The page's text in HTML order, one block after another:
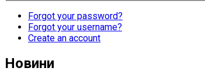
Forgot your password?
Forgot your username?
Create an account
Новини